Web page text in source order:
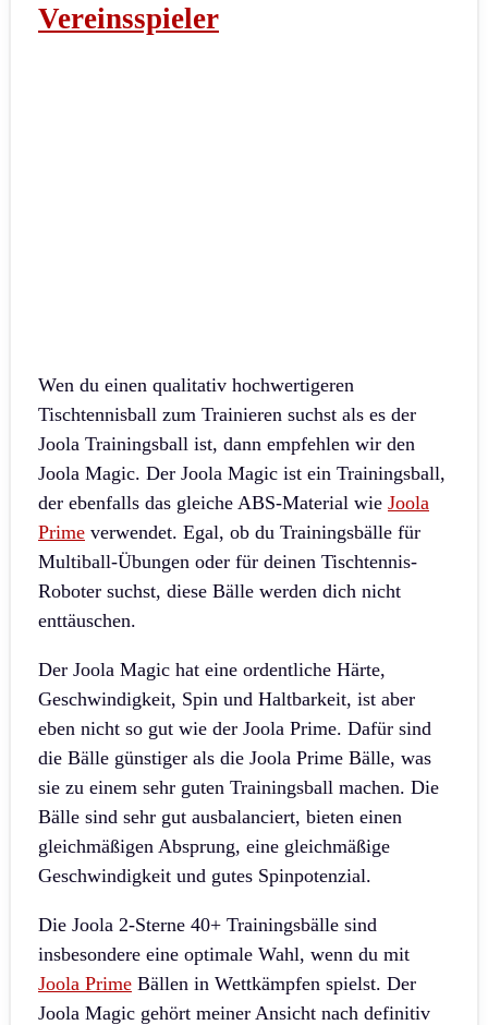
Vereinsspieler
Wen du einen qualitativ hochwertigeren
Tischtennisball zum Trainieren suchst als es der
Joola Trainingsball ist, dann empfehlen wir den
Joola Magic. Der Joola Magic ist ein Trainingsball,
der ebenfalls das gleiche ABS-Material wie Joola
Prime verwendet. Egal, ob du Trainingsbälle für
Multiball-Übungen oder für deinen Tischtennis-
Roboter suchst, diese Bälle werden dich nicht
enttäuschen.
Der Joola Magic hat eine ordentliche Härte,
Geschwindigkeit, Spin und Haltbarkeit, ist aber
eben nicht so gut wie der Joola Prime. Dafür sind
die Bälle günstiger als die Joola Prime Bälle, was
sie zu einem sehr guten Trainingsball machen. Die
Bälle sind sehr gut ausbalanciert, bieten einen
gleichmäßigen Absprung, eine gleichmäßige
Geschwindigkeit und gutes Spinpotenzial.
Die Joola 2-Sterne 40+ Trainingsbälle sind
insbesondere eine optimale Wahl, wenn du mit
Joola Prime Bällen in Wettkämpfen spielst. Der
Joola Magic gehört meiner Ansicht nach definitiv